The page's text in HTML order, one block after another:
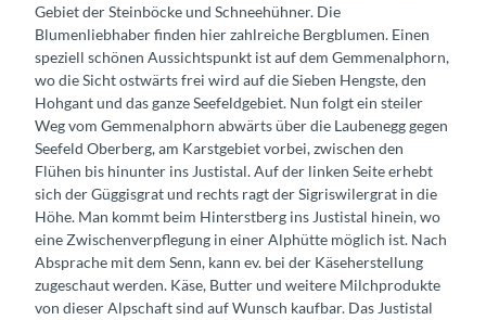
Gebiet der Steinböcke und Schneehühner. Die
Blumenliebhaber finden hier zahlreiche Bergblumen. Einen
speziell schönen Aussichtspunkt ist auf dem Gemmenalphorn,
wo die Sicht ostwärts frei wird auf die Sieben Hengste, den
Hohgant und das ganze Seefeldgebiet. Nun folgt ein steiler
Weg vom Gemmenalphorn abwärts über die Laubenegg gegen
Seefeld Oberberg, am Karstgebiet vorbei, zwischen den
Flühen bis hinunter ins Justistal. Auf der linken Seite erhebt
sich der Güggisgrat und rechts ragt der Sigriswilergrat in die
Höhe. Man kommt beim Hinterstberg ins Justistal hinein, wo
eine Zwischenverpflegung in einer Alphütte möglich ist. Nach
Absprache mit dem Senn, kann ev. bei der Käseherstellung
zugeschaut werden. Käse, Butter und weitere Milchprodukte
von dieser Alpschaft sind auf Wunsch kaufbar. Das Justistal